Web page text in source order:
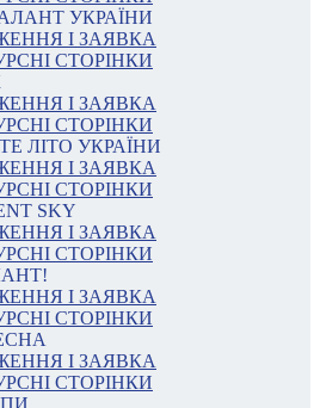
УКРАЇНИ
І ЗАЯВКА
СТОРІНКИ
І ЗАЯВКА
СТОРІНКИ
ЛІТО УКРАЇНИ
І ЗАЯВКА
СТОРІНКИ
SKY
І ЗАЯВКА
СТОРІНКИ
І ЗАЯВКА
СТОРІНКИ
І ЗАЯВКА
СТОРІНКИ